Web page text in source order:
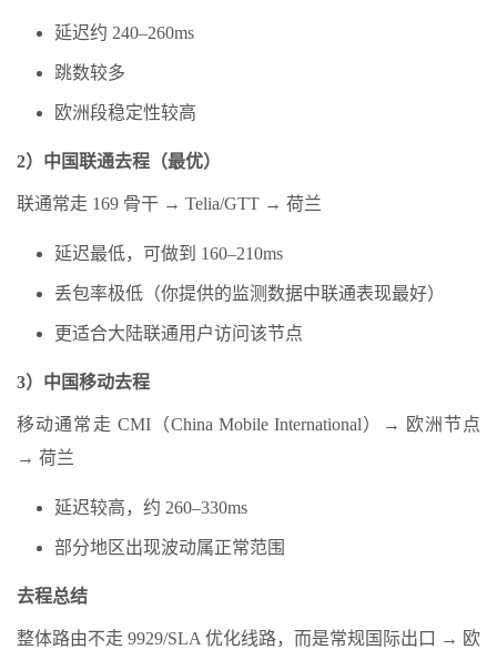
延迟约 240–260ms
跳数较多
欧洲段稳定性较高
2）中国联通去程（最优）
联通常走 169 骨干 → Telia/GTT → 荷兰
延迟最低，可做到 160–210ms
丢包率极低（你提供的监测数据中联通表现最好）
更适合大陆联通用户访问该节点
3）中国移动去程
移动通常走 CMI（China Mobile International）→ 欧洲节点
→ 荷兰
延迟较高，约 260–330ms
部分地区出现波动属正常范围
去程总结
整体路由不走 9929/SLA 优化线路，而是常规国际出口 → 欧